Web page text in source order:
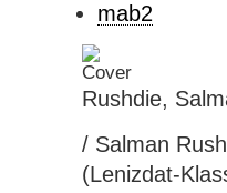
mab2
Rushdie,
/ Salman
(Lenizdat-